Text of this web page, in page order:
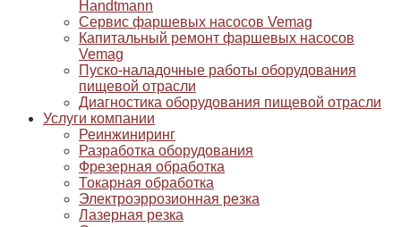
Handtmann
Сервис фаршевых насосов Vemag
Капитальный ремонт фаршевых насосов
Vemag
Пуско-наладочные работы оборудования
пищевой отрасли
Диагностика оборудования пищевой отрасли
Услуги компании
Реинжиниринг
Разработка оборудования
Фрезерная обработка
Токарная обработка
Электроэррозионная резка
Лазерная резка